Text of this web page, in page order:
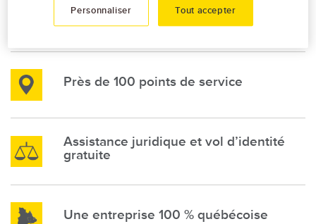
COUVERTURE bris d'équipement
incluse
Image Près de 100 points de service
Image
Assistance juridique et vol d’identité
gratuite
Image Une entreprise 100 % québécoise
Personnaliser Tout accepter